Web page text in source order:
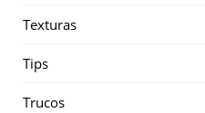
Texturas
Tips
Trucos